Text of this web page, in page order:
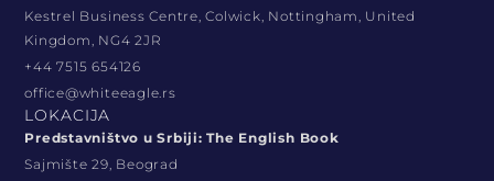
Kestrel Business Centre, Colwick, Nottingham, United
Kingdom, NG4 2JR
+44 7515 654126
office@whiteeagle.rs
LOKACIJA
Predstavništvo u Srbiji: The English Book
Sajmište 29, Beograd